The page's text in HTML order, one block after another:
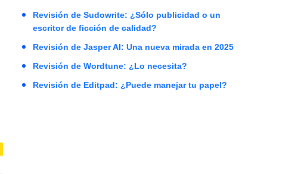
Revisión de Sudowrite: ¿Sólo publicidad o un
escritor de ficción de calidad?
Revisión de Jasper AI: Una nueva mirada en 2025
Revisión de Wordtune: ¿Lo necesita?
Revisión de Editpad: ¿Puede manejar tu papel?